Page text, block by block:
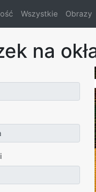
Wszystkie Obrazy
na